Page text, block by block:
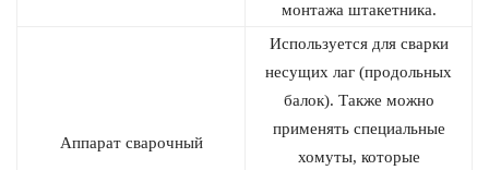
монтажа штакетника.
Аппарат сварочный
Используется для сварки
несущих лаг (продольных
балок). Также можно
применять специальные
хомуты, которые